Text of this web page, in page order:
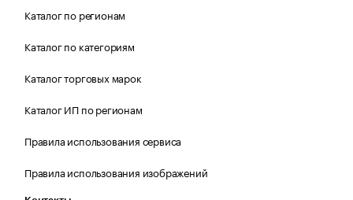
Каталог по регионам
Каталог по категориям
Каталог торговых марок
Каталог ИП по регионам
Правила использования сервиса
Правила использования изображений